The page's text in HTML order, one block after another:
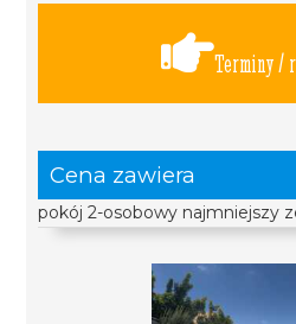
Terminy /
Cena zawiera
pokój 2-osobowy najmniejszy